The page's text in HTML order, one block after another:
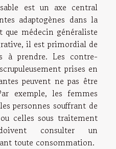
est un axe central
adaptogènes dans la
que médecin généraliste
il est primordial de
à prendre. Les contre-
prises en
peuvent ne pas être
exemple, les femmes
personnes souffrant de
celles sous traitement
consulter un
toute consommation.